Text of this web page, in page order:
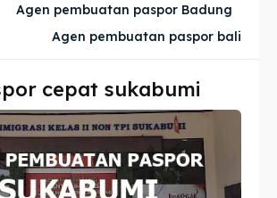
Agen pembuatan paspor Badung
Agen pembuatan paspor bali
cepat sukabumi